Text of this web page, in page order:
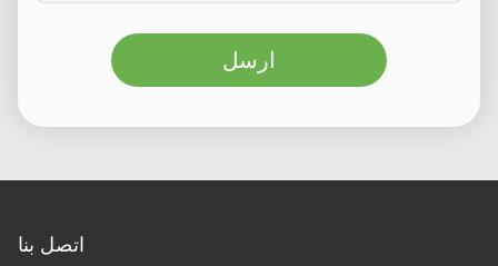
ارسل
اتصل بنا